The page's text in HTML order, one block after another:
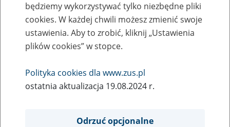
Zmiana warunków decyzji o
odroczeniu terminu płatności
należności likwidowanego funduszu
alimentacyjnego z tytułu
będziemy wykorzystywać tylko niezbędne pliki
cookies. W każdej chwili możesz zmienić swoje
ustawienia. Aby to zrobić, kliknij „Ustawienia
plików cookies” w stopce.
Polityka cookies dla www.zus.pl
ostatnia aktualizacja 19.08.2024 r.
Odrzuć opcjonalne